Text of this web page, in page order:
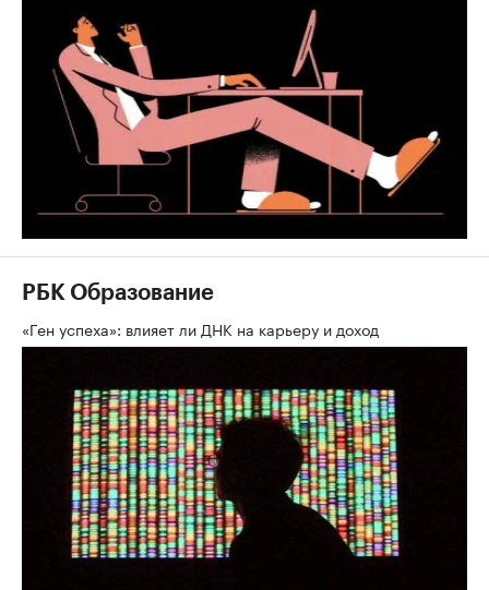
РБК Образование
«Ген успеха»: влияет ли ДНК на карьеру и доход